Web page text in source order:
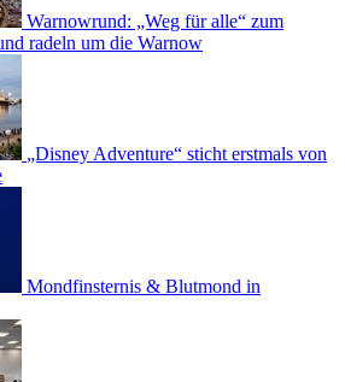
Warnowrund: „Weg für alle“ zum
radeln um die Warnow
„Disney Adventure“ sticht erstmals von
Mondfinsternis & Blutmond in